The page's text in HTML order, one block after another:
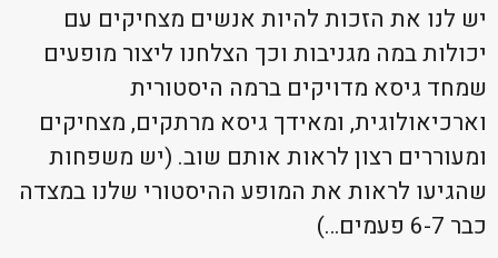
יש לנו את הזכות להיות אנשים מצחיקים עם
יכולות במה מגניבות וכך הצלחנו ליצור מופעים
שמחד גיסא מדויקים ברמה היסטורית
וארכיאולוגית, ומאידך גיסא מרתקים, מצחיקים
ומעוררים רצון לראות אותם שוב. (יש משפחות
שהגיעו לראות את המופע ההיסטורי שלנו במצדה
כבר 6-7 פעמים…)